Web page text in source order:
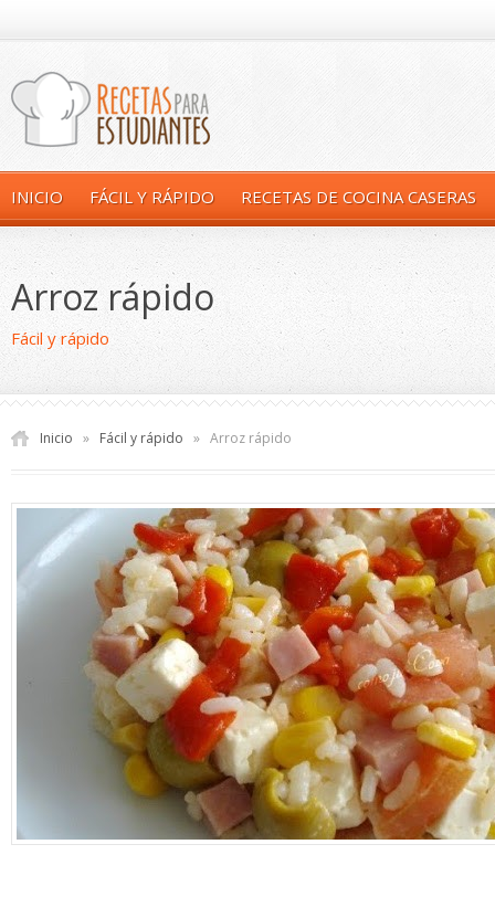
INICIO FÁCIL Y RÁPIDO RECETAS DE COCINA CASERAS
Arroz rápido
Fácil y rápido
Inicio » Fácil y rápido » Arroz rápido